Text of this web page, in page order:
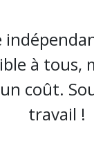
à tous,
coût.
travail !